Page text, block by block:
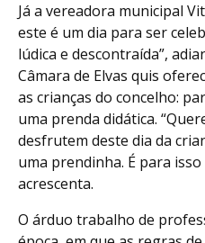
Já a vereadora municipal
este é um dia para ser
lúdica e descontraída”,
Câmara de Elvas quis
as crianças do concelho:
uma prenda didática.
desfrutem deste dia da
uma prendinha. É para
acrescenta.
O árduo trabalho de